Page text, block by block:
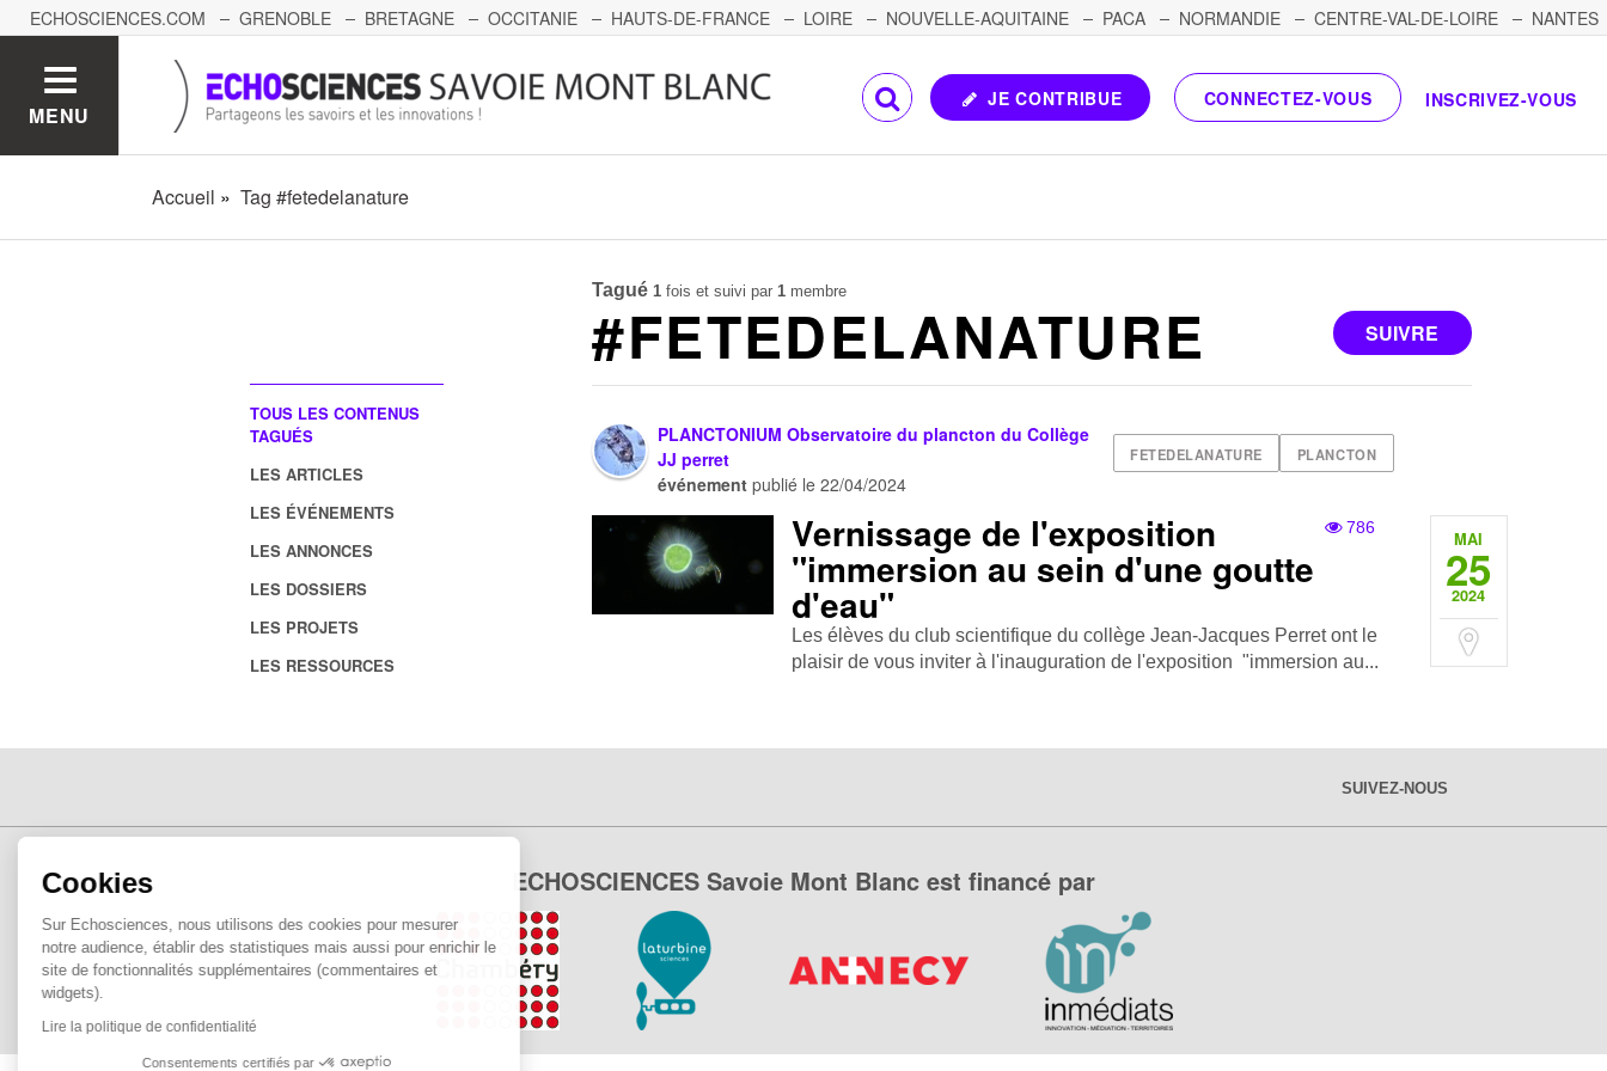
Cookies
Sur Echosciences, nous utilisons des cookies pour mesurer
notre audience, établir des statistiques mais aussi pour enrichir le
site de fonctionnalités supplémentaires (commentaires et
widgets).
Lire la politique de confidentialité
Consentements certifiés par
ECHOSCIENCES.COM GRENOBLE BRETAGNE OCCITANIE HAUTS-DE-FRANCE LOIRE NOUVELLE-AQUITAINE PACA NORMANDIE CENTRE-VAL-DE-LOIRE
NANTES
MENU
JE CONTRIBUE CONNECTEZ-VOUS INSCRIVEZ-VOUS
Accueil Tag #fetedelanature
TOUS LES CONTENUS
TAGUÉS
LES ARTICLES
LES ÉVÉNEMENTS
LES ANNONCES
LES DOSSIERS
LES PROJETS
LES RESSOURCES
Tagué 1 fois et suivi par1 membre
SUIVRE
#FETEDELANATURE
FETEDELANATURE PLANCTON
PLANCTONIUM Observatoire du plancton du Collège
JJ perret
événement publié le22/04/2024
MAI
25
2024
786
Vernissage de l'exposition
"immersion au sein d'une goutte
d'eau"
Les élèves du club scientifique du collège Jean-Jacques Perret ont le
plaisir de vous inviter à l'inauguration de l'exposition "immersion au...
SUIVEZ-NOUS
ECHOSCIENCES Savoie Mont Blanc est financé par